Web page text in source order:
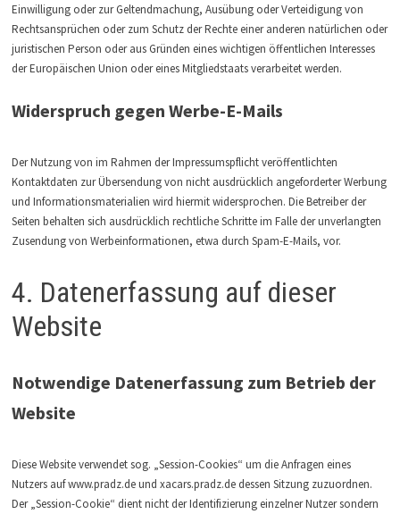
Einwilligung oder zur Geltendmachung, Ausübung oder Verteidigung von
Rechtsansprüchen oder zum Schutz der Rechte einer anderen natürlichen oder
juristischen Person oder aus Gründen eines wichtigen öffentlichen Interesses
der Europäischen Union oder eines Mitgliedstaats verarbeitet werden.
Widerspruch gegen Werbe-E-Mails
Der Nutzung von im Rahmen der Impressumspflicht veröffentlichten
Kontaktdaten zur Übersendung von nicht ausdrücklich angeforderter Werbung
und Informationsmaterialien wird hiermit widersprochen. Die Betreiber der
Seiten behalten sich ausdrücklich rechtliche Schritte im Falle der unverlangten
Zusendung von Werbeinformationen, etwa durch Spam-E-Mails, vor.
4. Datenerfassung auf dieser
Website
Notwendige Datenerfassung zum Betrieb der
Website
Diese Website verwendet sog. „Session-Cookies“ um die Anfragen eines
Nutzers auf www.pradz.de und xacars.pradz.de dessen Sitzung zuzuordnen.
Der „Session-Cookie“ dient nicht der Identifizierung einzelner Nutzer sondern